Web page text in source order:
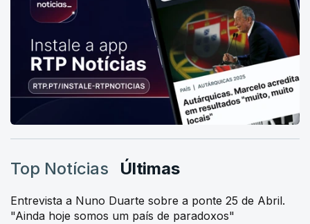
Top Notícias Últimas
Entrevista a Nuno Duarte sobre a ponte 25 de Abril.
"Ainda hoje somos um país de paradoxos"